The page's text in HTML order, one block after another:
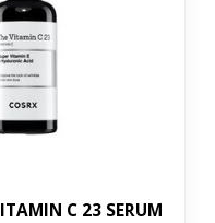
C 23 SERUM